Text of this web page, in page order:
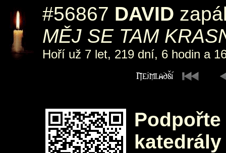
#56867 DAVID
MĚJ SE TAM
Hoří už 7 let, 219 dní, 6 hodin a
katedrály